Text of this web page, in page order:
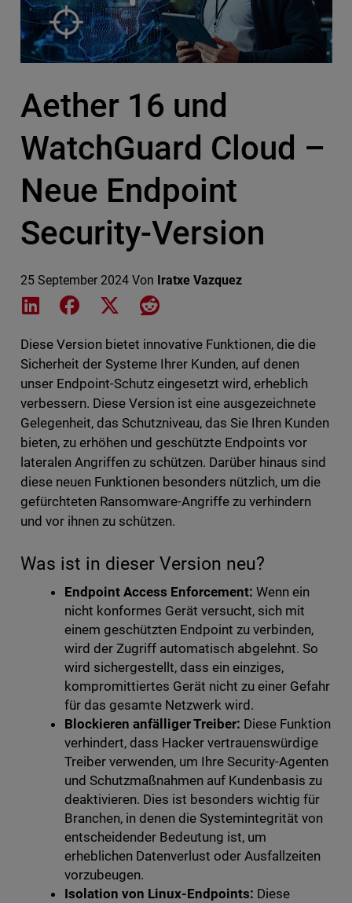
Aether 16 und
WatchGuard Cloud –
Neue Endpoint
Security-Version
25 September 2024 Von Iratxe Vazquez
Share on LinkedIn
Share on Facebook
Share on XShare on Reddit
Diese Version bietet innovative Funktionen, die die
Sicherheit der Systeme Ihrer Kunden, auf denen
unser Endpoint-Schutz eingesetzt wird, erheblich
verbessern. Diese Version ist eine ausgezeichnete
Gelegenheit, das Schutzniveau, das Sie Ihren Kunden
bieten, zu erhöhen und geschützte Endpoints vor
lateralen Angriffen zu schützen. Darüber hinaus sind
diese neuen Funktionen besonders nützlich, um die
gefürchteten Ransomware-Angriffe zu verhindern
und vor ihnen zu schützen.
Was ist in dieser Version neu?
Endpoint Access Enforcement: Wenn ein
nicht konformes Gerät versucht, sich mit
einem geschützten Endpoint zu verbinden,
wird der Zugriff automatisch abgelehnt. So
wird sichergestellt, dass ein einziges,
kompromittiertes Gerät nicht zu einer Gefahr
für das gesamte Netzwerk wird.
Blockieren anfälliger Treiber: Diese Funktion
verhindert, dass Hacker vertrauenswürdige
Treiber verwenden, um Ihre Security-Agenten
und Schutzmaßnahmen auf Kundenbasis zu
deaktivieren. Dies ist besonders wichtig für
Branchen, in denen die Systemintegrität von
entscheidender Bedeutung ist, um
erheblichen Datenverlust oder Ausfallzeiten
vorzubeugen.
Isolation von Linux-Endpoints: Diese